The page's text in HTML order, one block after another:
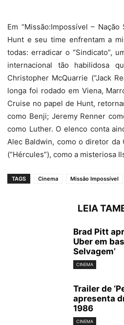
Em “Missão:Impossível –
Hunt e seu time enfrentam a
todas: erradicar o “Sindicato”,
internacional tão habilidosa
Christopher McQuarrie (“Jack
longa foi rodado em Viena,
Cruise no papel de Hunt,
como Benji; Jeremy Renner
como Luther. O elenco conta
Alec Baldwin, como o diretor da
(“Hércules”), como a misteriosa
TAGS Cinema Missão Impossível
LEIA
Brad Pitt
Uber em
Selvagem’
CINEMA
Trailer de
apresenta
1986
CINEMA